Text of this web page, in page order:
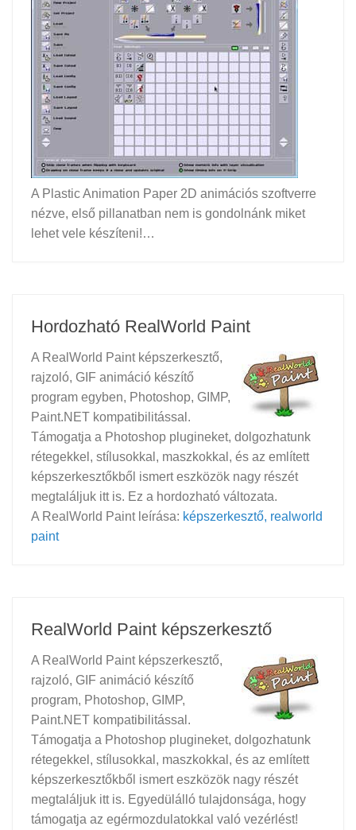
A Plastic Animation Paper 2D animációs szoftverre
nézve, első pillanatban nem is gondolnánk miket
lehet vele készíteni!…
Hordozható RealWorld Paint
A RealWorld Paint képszerkesztő,
rajzoló, GIF animáció készítő
program egyben, Photoshop, GIMP,
Paint.NET kompatibilitással.
Támogatja a Photoshop plugineket, dolgozhatunk
rétegekkel, stílusokkal, maszkokkal, és az említett
képszerkesztőkből ismert eszközök nagy részét
megtaláljuk itt is. Ez a hordozható változata.
A RealWorld Paint leírása: képszerkesztő, realworld
paint
RealWorld Paint képszerkesztő
A RealWorld Paint képszerkesztő,
rajzoló, GIF animáció készítő
program, Photoshop, GIMP,
Paint.NET kompatibilitással.
Támogatja a Photoshop plugineket, dolgozhatunk
rétegekkel, stílusokkal, maszkokkal, és az említett
képszerkesztőkből ismert eszközök nagy részét
megtaláljuk itt is. Egyedülálló tulajdonsága, hogy
támogatja az egérmozdulatokkal való vezérlést!